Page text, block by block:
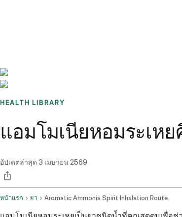
HEALTH LIBRARY
แอมโมเนียหอมระเห
อัปเดตล่าสุด 3 เมษายน 2569
หน้าแรก ยา Aromatic Ammonia Spirit Inhalation Route